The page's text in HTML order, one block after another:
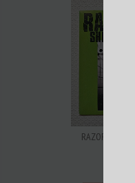
RAZORBLADE -